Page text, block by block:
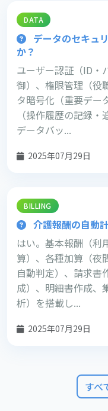
DATA
データのセキュ
か？
ユーザー認証（ID・
御）、権限管理（役
タ暗号化（重要デー
（操作履歴の記録
データバッ...
2025年07月29日
BILLING
介護報酬の自動
はい。基本報酬（利
算）、各種加算（夜
自動判定）、請求書
成）、明細書作成、
析）を搭載し...
2025年07月29日
すべ